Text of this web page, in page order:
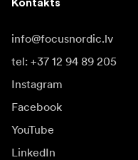
Kontakts
info@focusnordic.lv
tel: +37 12 94 89 205
Instagram
Facebook
YouTube
LinkedIn